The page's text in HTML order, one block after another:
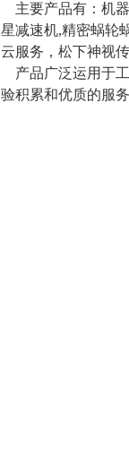
主要产品有：机器
星减速机,精密蜗轮
云服务，松下神视
产品广泛运用于
验积累和优质的服